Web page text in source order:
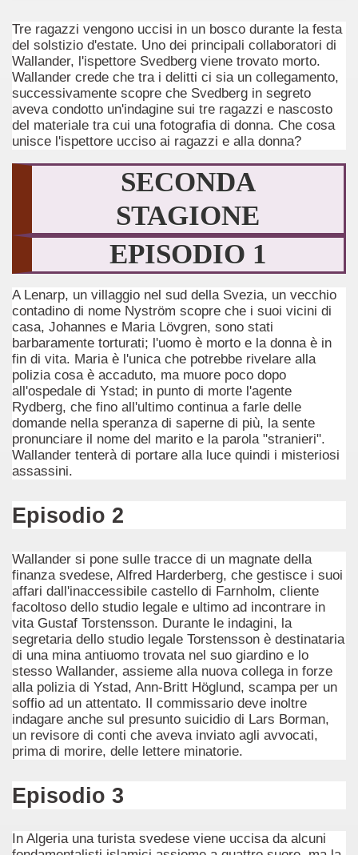
Tre ragazzi vengono uccisi in un bosco durante la festa
del solstizio d'estate. Uno dei principali collaboratori di
Wallander, l'ispettore Svedberg viene trovato morto.
Wallander crede che tra i delitti ci sia un collegamento,
successivamente scopre che Svedberg in segreto
aveva condotto un'indagine sui tre ragazzi e nascosto
del materiale tra cui una fotografia di donna. Che cosa
unisce l'ispettore ucciso ai ragazzi e alla donna?
SECONDA
STAGIONE
EPISODIO 1
A Lenarp, un villaggio nel sud della Svezia, un vecchio
contadino di nome Nyström scopre che i suoi vicini di
casa, Johannes e Maria Lövgren, sono stati
barbaramente torturati; l'uomo è morto e la donna è in
fin di vita. Maria è l'unica che potrebbe rivelare alla
polizia cosa è accaduto, ma muore poco dopo
all'ospedale di Ystad; in punto di morte l'agente
Rydberg, che fino all'ultimo continua a farle delle
domande nella speranza di saperne di più, la sente
pronunciare il nome del marito e la parola "stranieri".
Wallander tenterà di portare alla luce quindi i misteriosi
assassini.
Episodio 2
Wallander si pone sulle tracce di un magnate della
finanza svedese, Alfred Harderberg, che gestisce i suoi
affari dall'inaccessibile castello di Farnholm, cliente
facoltoso dello studio legale e ultimo ad incontrare in
vita Gustaf Torstensson. Durante le indagini, la
segretaria dello studio legale Torstensson è destinataria
di una mina antiuomo trovata nel suo giardino e lo
stesso Wallander, assieme alla nuova collega in forze
alla polizia di Ystad, Ann-Britt Höglund, scampa per un
soffio ad un attentato. Il commissario deve inoltre
indagare anche sul presunto suicidio di Lars Borman,
un revisore di conti che aveva inviato agli avvocati,
prima di morire, delle lettere minatorie.
Episodio 3
In Algeria una turista svedese viene uccisa da alcuni
Se Ti Piacciono nel mese di Luglio 2014.
Se Ti Piacciono nel mese di Agosto 2014.
per un film sprecato.